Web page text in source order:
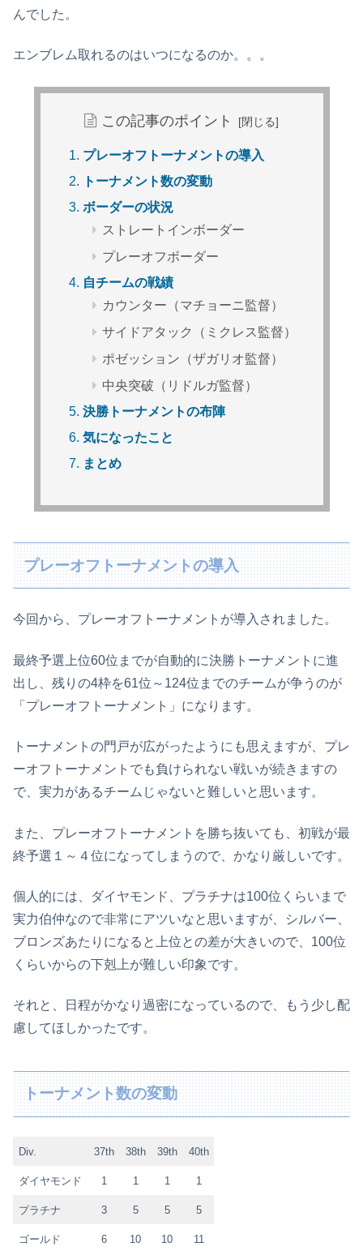
んでした。
エンブレム取れるのはいつになるのか。。。
この記事のポイント
プレーオフトーナメントの導入
トーナメント数の変動
ボーダーの状況
ストレートインボーダー
プレーオフボーダー
自チームの戦績
カウンター（マチョーニ監督）
サイドアタック（ミクレス監督）
ポゼッション（ザガリオ監督）
中央突破（リドルガ監督）
決勝トーナメントの布陣
気になったこと
まとめ
プレーオフトーナメントの導入
今回から、プレーオフトーナメントが導入されました。
最終予選上位60位までが自動的に決勝トーナメントに進
出し、残りの4枠を61位～124位までのチームが争うのが
「プレーオフトーナメント」になります。
トーナメントの門戸が広がったようにも思えますが、プレ
ーオフトーナメントでも負けられない戦いが続きますの
で、実力があるチームじゃないと難しいと思います。
また、プレーオフトーナメントを勝ち抜いても、初戦が最
終予選１～４位になってしまうので、かなり厳しいです。
個人的には、ダイヤモンド、プラチナは100位くらいまで
実力伯仲なので非常にアツいなと思いますが、シルバー、
ブロンズあたりになると上位との差が大きいので、100位
くらいからの下剋上が難しい印象です。
それと、日程がかなり過密になっているので、もう少し配
慮してほしかったです。
トーナメント数の変動
Div. 37th 38th 39th 40th
ダイヤモンド 1 1 1 1
プラチナ 3 5 5 5
ゴールド 6 10 10 11